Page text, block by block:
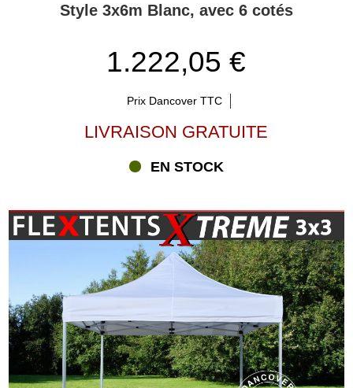
Style 3x6m Blanc, avec 6 cotés
1.222,05 €
Prix Dancover TTC
LIVRAISON GRATUITE
EN STOCK